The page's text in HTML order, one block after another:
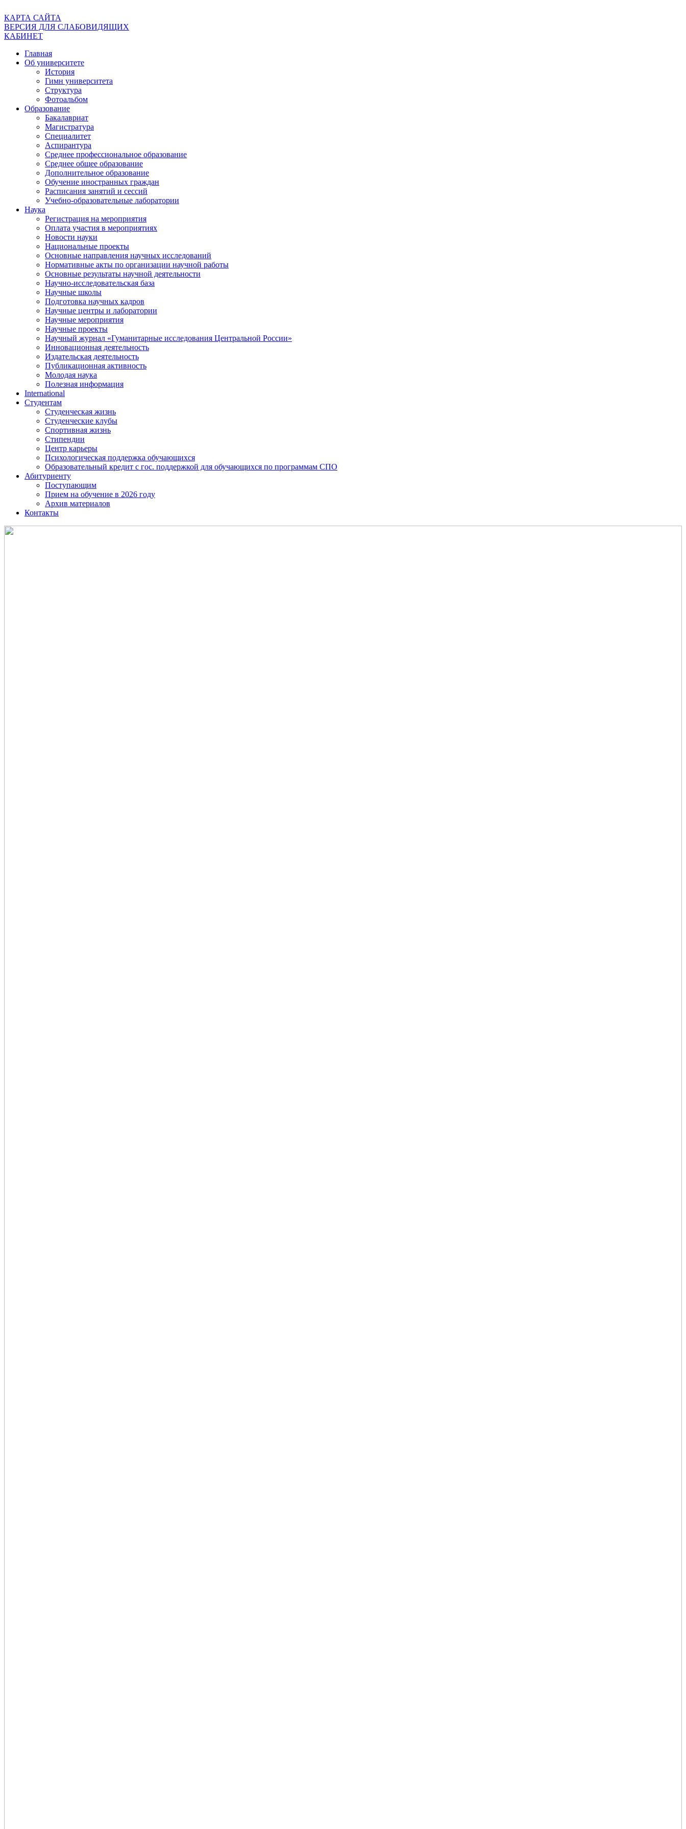
КАРТА САЙТА
ВЕРСИЯ ДЛЯ СЛАБОВИДЯЩИХ
КАБИНЕТ
Главная
Об университете
История
Гимн университета
Структура
Фотоальбом
Образование
Бакалавриат
Магистратура
Специалитет
Аспирантура
Среднее профессиональное образование
Среднее общее образование
Дополнительное образование
Обучение иностранных граждан
Расписания занятий и сессий
Учебно-образовательные лаборатории
Наука
Регистрация на мероприятия
Оплата участия в мероприятиях
Новости науки
Национальные проекты
Основные направления научных исследований
Нормативные акты по организации научной работы
Основные результаты научной деятельности
Научно-исследовательская база
Научные школы
Подготовка научных кадров
Научные центры и лаборатории
Научные мероприятия
Научные проекты
Научный журнал «Гуманитарные исследования Центральной России»
Инновационная деятельность
Издательская деятельность
Публикационная активность
Молодая наука
Полезная информация
International
Студентам
Студенческая жизнь
Студенческие клубы
Спортивная жизнь
Стипендии
Центр карьеры
Психологическая поддержка обучающихся
Образовательный кредит с гос. поддержкой для обучающихся по программам СПО
Абитуриенту
Поступающим
Прием на обучение в 2026 году
Архив материалов
Контакты